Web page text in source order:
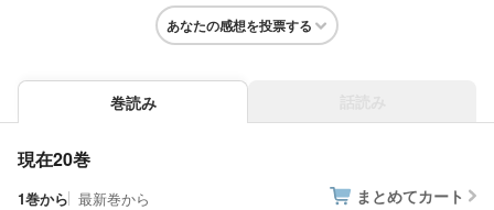
あなたの感想を投票する
巻読み
現在20巻
1巻から 最新巻から まとめてカート